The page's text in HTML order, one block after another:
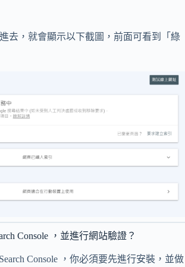
去，就會顯示以下截圖，前面可看到「綠
Console ，並進行網站驗證？
Console ，你必須要先進行安裝，並做